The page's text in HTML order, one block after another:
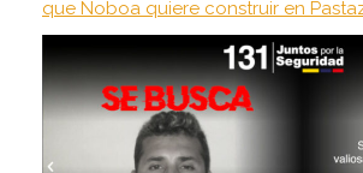
que Noboa quiere construir en